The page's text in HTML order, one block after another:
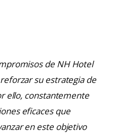
de NH Hotel
su estrategia de
ello, constantemente
eficaces que
en este objetivo